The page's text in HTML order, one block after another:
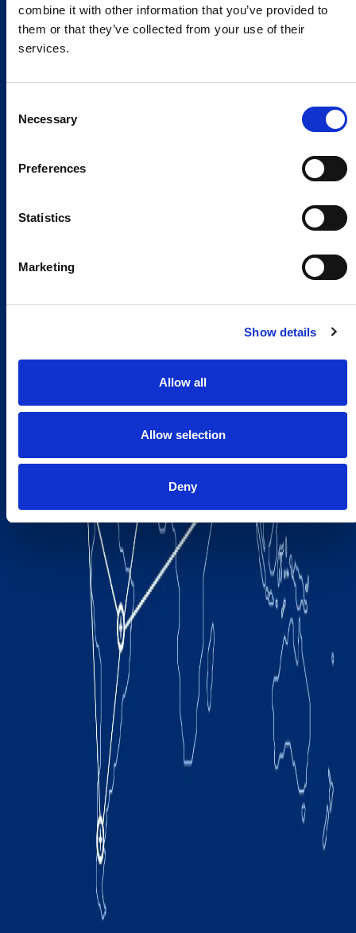
combine it with other information that you’ve provided to
them or that they’ve collected from your use of their
services.
Selection
Necessary
Preferences
Statistics
Marketing
Show details
Allow all
Allow selection
Deny